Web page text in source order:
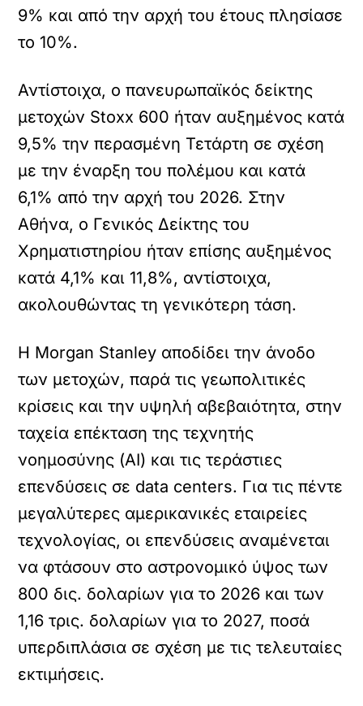
9% και από την αρχή του έτους πλησίασε
το 10%.
Αντίστοιχα, ο πανευρωπαϊκός δείκτης
μετοχών Stoxx 600 ήταν αυξημένος κατά
9,5% την περασμένη Τετάρτη σε σχέση
με την έναρξη του πολέμου και κατά
6,1% από την αρχή του 2026. Στην
Αθήνα, ο Γενικός Δείκτης του
Χρηματιστηρίου ήταν επίσης αυξημένος
κατά 4,1% και 11,8%, αντίστοιχα,
ακολουθώντας τη γενικότερη τάση.
Η Morgan Stanley αποδίδει την άνοδο
των μετοχών, παρά τις γεωπολιτικές
κρίσεις και την υψηλή αβεβαιότητα, στην
ταχεία επέκταση της τεχνητής
νοημοσύνης (ΑΙ) και τις τεράστιες
επενδύσεις σε data centers. Για τις πέντε
μεγαλύτερες αμερικανικές εταιρείες
τεχνολογίας, οι επενδύσεις αναμένεται
να φτάσουν στο αστρονομικό ύψος των
800 δις. δολαρίων για το 2026 και των
1,16 τρις. δολαρίων για το 2027, ποσά
υπερδιπλάσια σε σχέση με τις τελευταίες
εκτιμήσεις.